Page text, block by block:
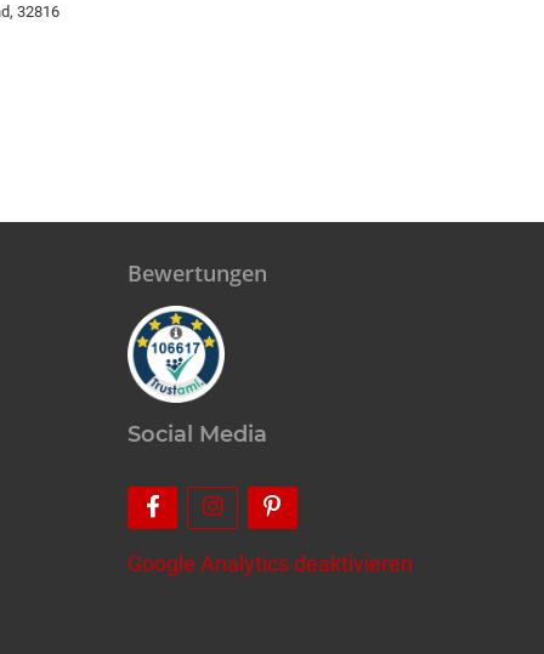
32816
Bewertungen
Social Media
Google Analytics deaktivieren